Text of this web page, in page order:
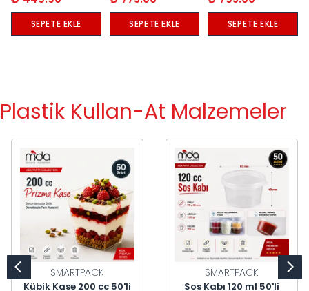
SEPETE EKLE SEPETE EKLE SEPETE EKLE
Plastik Kullan-At Malzemeler
SMARTPACK
Kübik Kase 200 cc 50'li
SMARTPACK
Sos Kabı 120 ml 50'li